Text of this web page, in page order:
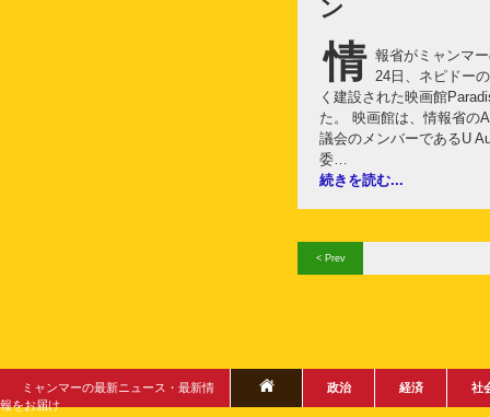
ン
情 報省がミャンマ
24日、ネピドー
く建設された映画館
た。 映画館は、情報省の
議会のメンバーであるU
委…
続きを読む...
< Prev
ミャンマーの最新ニュース・最新情
報をお届け
政治 経済 社